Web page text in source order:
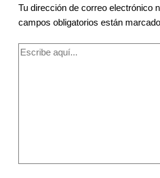
Tu dirección de correo electrónico
campos obligatorios están